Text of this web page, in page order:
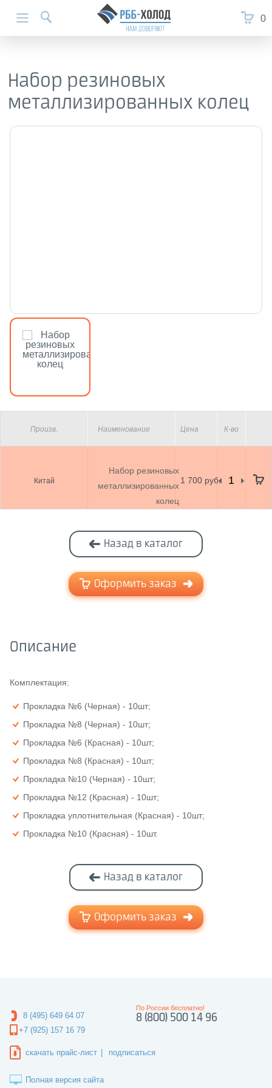
0
Набор резиновых
металлизированных колец
Произв. Наименование Цена К-во
Китай
Набор резиновых
металлизированных
колец
1 700 руб.
Назад в каталог
Оформить заказ
Описание
Комплектация:
Прокладка №6 (Черная) - 10шт;
Прокладка №8 (Черная) - 10шт;
Прокладка №6 (Красная) - 10шт;
Прокладка №8 (Красная) - 10шт;
Прокладка №10 (Черная) - 10шт;
Прокладка №12 (Красная) - 10шт;
Прокладка уплотнительная (Красная) - 10шт;
Прокладка №10 (Красная) - 10шт.
Назад в каталог
Оформить заказ
8 (495) 649 64 07
+7 (925) 157 16 79
8 (800) 500 14 96
По России бесплатно!
скачать прайс-лист подписаться
Полная версия сайта